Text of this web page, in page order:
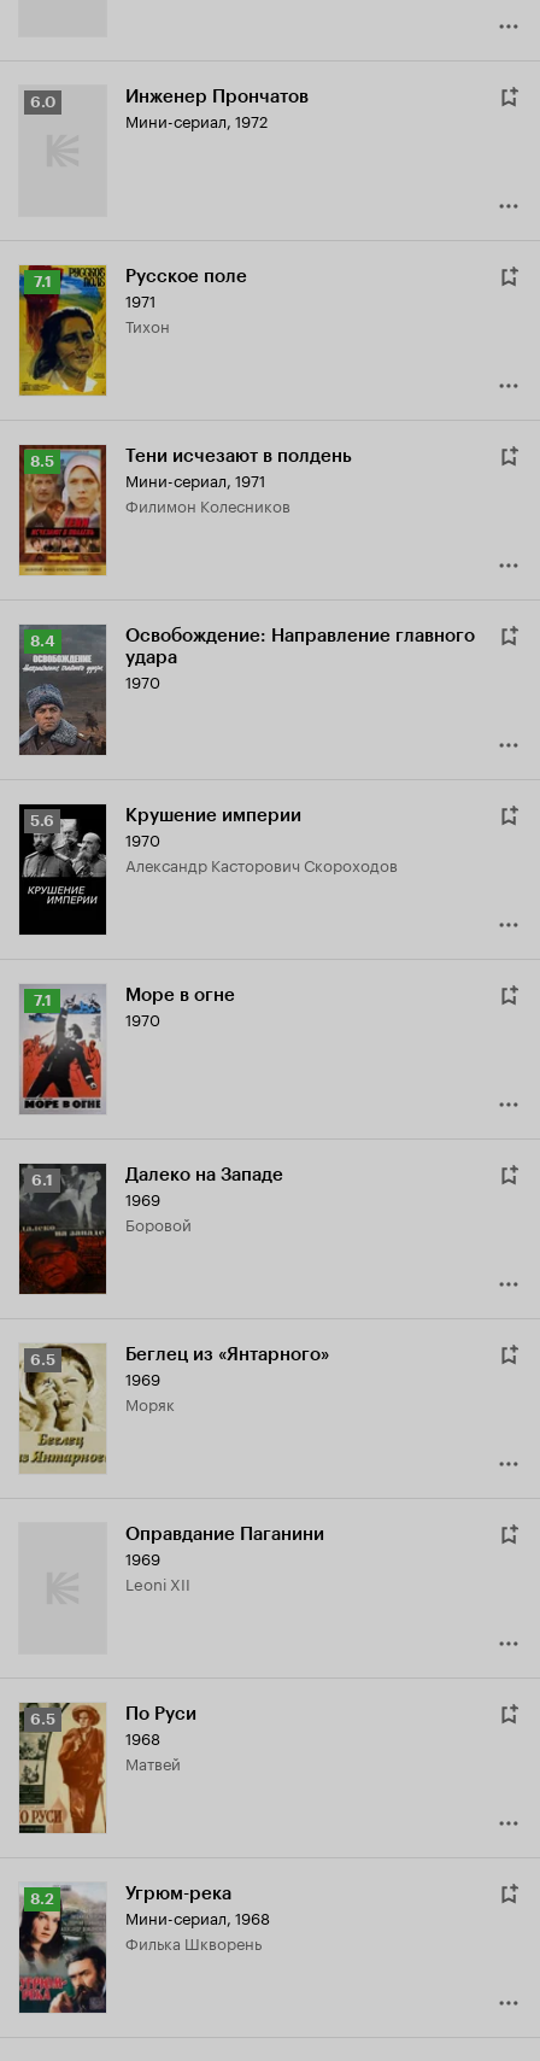
Рейтинг
6.0 Инженер Прончатов
Мини-сериал, 1972
Рейтинг
Кинопоиска
7.1
7.1 Русское поле
1971
Тихон
Рейтинг
Кинопоиска
8.5
8.5 Тени исчезают в полдень
Мини-сериал, 1971
Филимон Колесников
Рейтинг
Кинопоиска
8.4
8.4
Освобождение: Направление главного
удара
1970
Рейтинг
Кинопоиска
5.6
5.6 Крушение империи
1970
Александр Касторович Скороходов
Рейтинг
Кинопоиска
7.1
7.1 Море в огне
1970
Рейтинг
Кинопоиска
6.1
6.1 Далеко на Западе
1969
Боровой
Рейтинг
Кинопоиска
6.5
6.5 Беглец из «Янтарного»
1969
моряк
Оправдание Паганини
1969
Leoni XII
Рейтинг
Кинопоиска
6.5
6.5 По Руси
1968
Матвей
Рейтинг
Кинопоиска
8.2
8.2 Угрюм-река
Мини-сериал, 1968
Филька Шкворень